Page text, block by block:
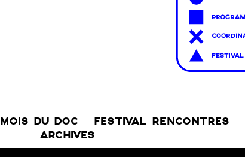
MOIS DU DOC FESTIVAL RENCONTRES
ARCHIVES